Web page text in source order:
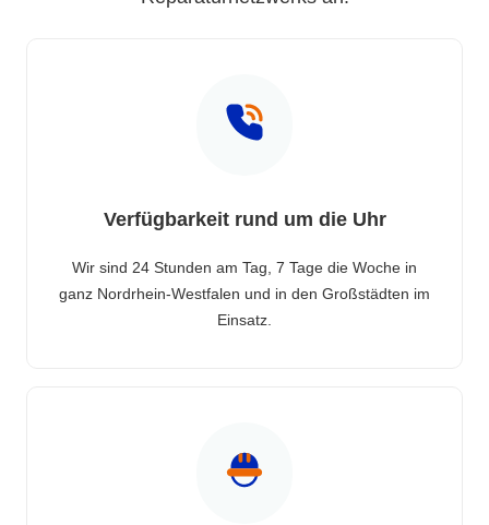
Verfügbarkeit rund um die Uhr
Wir sind 24 Stunden am Tag, 7 Tage die Woche in
ganz Nordrhein-Westfalen und in den Großstädten im
Einsatz.